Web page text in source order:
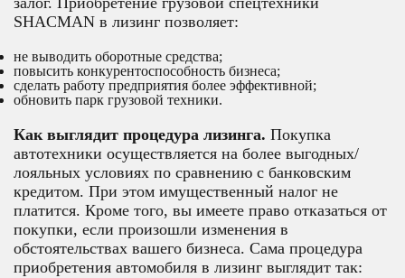
SHACMAN в лизинг позволяет:
не выводить оборотные средства;
повысить конкурентоспособность бизнеса;
сделать работу предприятия более эффективной;
обновить парк грузовой техники.
Как выглядит процедура лизинга. Покупка
автотехники осуществляется на более выгодных/
лояльных условиях по сравнению с банковским
кредитом. При этом имущественный налог не
платится. Кроме того, вы имеете право отказаться от
покупки, если произошли изменения в
обстоятельствах вашего бизнеса. Сама процедура
приобретения автомобиля в лизинг выглядит так: